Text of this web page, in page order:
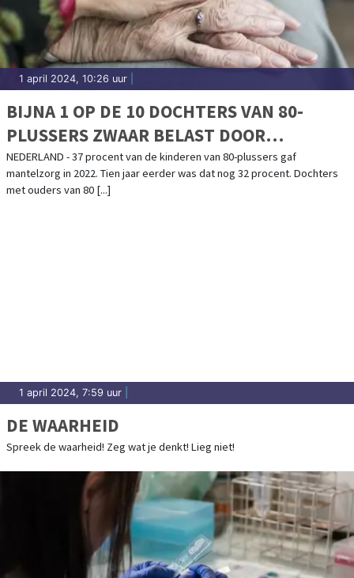
1 april 2024, 10:26 uur
BIJNA 1 OP DE 10 DOCHTERS VAN 80-
PLUSSERS ZWAAR BELAST DOOR
MANTELZORG
NEDERLAND - 37 procent van de kinderen van 80-plussers gaf
mantelzorg in 2022. Tien jaar eerder was dat nog 32 procent. Dochters
met ouders van 80 [...]
1 april 2024, 7:59 uur
DE WAARHEID
Spreek de waarheid! Zeg wat je denkt! Lieg niet!